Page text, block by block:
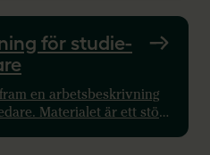
för studie-
en arbetsbeskrivning
Materialet är ett stöd